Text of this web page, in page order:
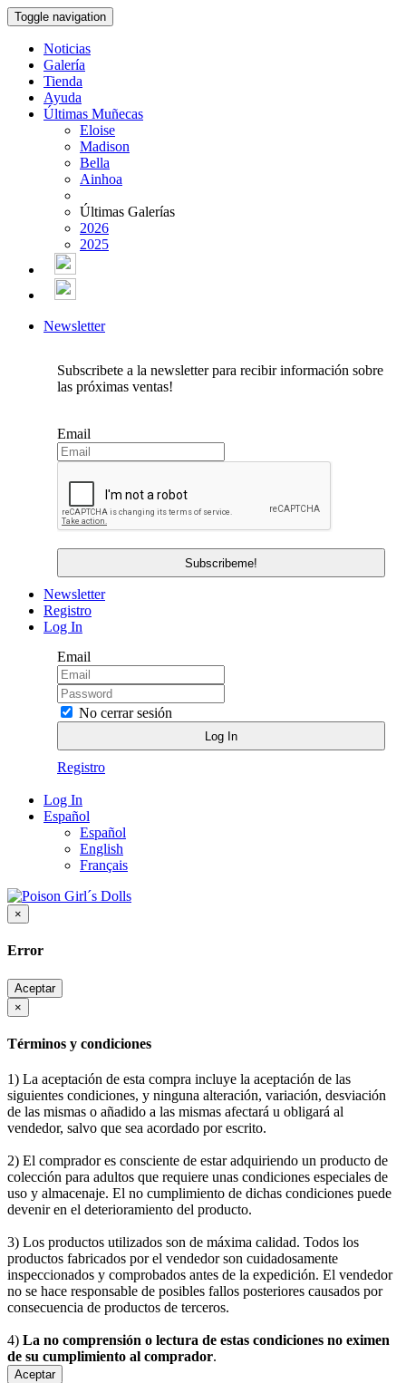
Toggle navigation
Noticias
Galería
Tienda
Ayuda
Últimas Muñecas
Eloise
Madison
Bella
Ainhoa
Últimas Galerías
2026
2025
Newsletter
Subscribete a la newsletter para recibir información sobre
las próximas ventas!
Email
Newsletter
Registro
Log In
Email
No cerrar sesión
Registro
Log In
Español
Español
English
Français
×
Error
Aceptar
×
Términos y condiciones
1) La aceptación de esta compra incluye la aceptación de las
siguientes condiciones, y ninguna alteración, variación, desviación
de las mismas o añadido a las mismas afectará u obligará al
vendedor, salvo que sea acordado por escrito.
2) El comprador es consciente de estar adquiriendo un producto de
colección para adultos que requiere unas condiciones especiales de
uso y almacenaje. El no cumplimiento de dichas condiciones puede
devenir en el deterioramiento del producto.
3) Los productos utilizados son de máxima calidad. Todos los
productos fabricados por el vendedor son cuidadosamente
inspeccionados y comprobados antes de la expedición. El vendedor
no se hace responsable de posibles fallos posteriores causados por
consecuencia de productos de terceros.
4) La no comprensión o lectura de estas condiciones no eximen
de su cumplimiento al comprador.
Aceptar